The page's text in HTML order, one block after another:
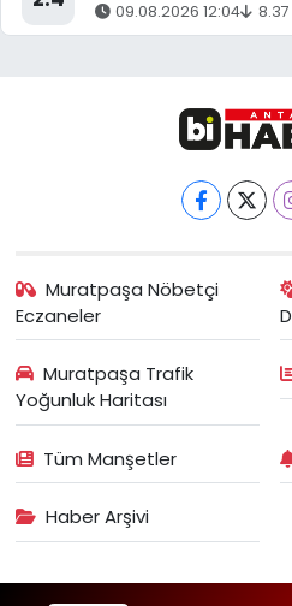
09.08.2026 12:04
Muratpaşa Nöbetçi
Eczaneler
Muratpaşa Trafik
Yoğunluk Haritası
Tüm Manşetler
Haber Arşivi